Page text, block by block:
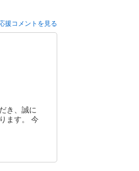
援コメントを見る
き、誠に
ます。 今